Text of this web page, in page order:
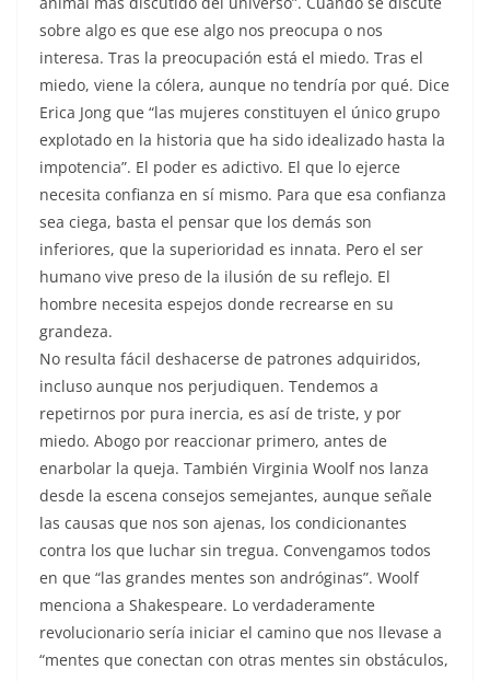
sobre algo es que ese algo nos preocupa o nos
interesa. Tras la preocupación está el miedo. Tras el
miedo, viene la cólera, aunque no tendría por qué. Dice
Erica Jong que “las mujeres constituyen el único grupo
explotado en la historia que ha sido idealizado hasta la
impotencia”. El poder es adictivo. El que lo ejerce
necesita confianza en sí mismo. Para que esa confianza
sea ciega, basta el pensar que los demás son
inferiores, que la superioridad es innata. Pero el ser
humano vive preso de la ilusión de su reflejo. El
hombre necesita espejos donde recrearse en su
grandeza.
No resulta fácil deshacerse de patrones adquiridos,
incluso aunque nos perjudiquen. Tendemos a
repetirnos por pura inercia, es así de triste, y por
miedo. Abogo por reaccionar primero, antes de
enarbolar la queja. También Virginia Woolf nos lanza
desde la escena consejos semejantes, aunque señale
las causas que nos son ajenas, los condicionantes
contra los que luchar sin tregua. Convengamos todos
en que “las grandes mentes son andróginas”. Woolf
menciona a Shakespeare. Lo verdaderamente
revolucionario sería iniciar el camino que nos llevase a
“mentes que conectan con otras mentes sin obstáculos,